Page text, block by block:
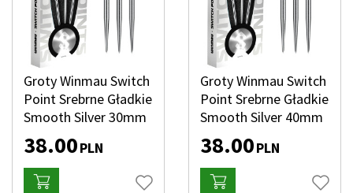
Groty Winmau Switch
Point Srebrne Gładkie
Smooth Silver 30mm
38.00PLN
Groty Winmau Switch
Point Srebrne Gładkie
Smooth Silver 40mm
38.00PLN